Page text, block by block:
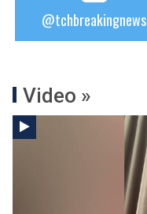
@tchbreakingnews
Video »